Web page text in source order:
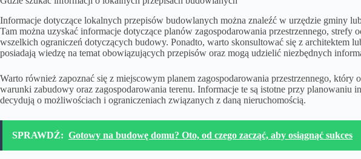
Informacje dotyczące lokalnych przepisów budowlanych można znaleźć w urzędzie gminy
Tam można uzyskać informacje dotyczące planów zagospodarowania przestrzennego, strefy
wszelkich ograniczeń dotyczących budowy. Ponadto, warto skonsultować się z architektem
posiadają wiedzę na temat obowiązujących przepisów oraz mogą udzielić niezbędnych
Warto również zapoznać się z miejscowym planem zagospodarowania przestrzennego, który
warunki zabudowy oraz zagospodarowania terenu. Informacje te są istotne przy planowaniu
decydują o możliwościach i ograniczeniach związanych z daną nieruchomością.
SPRAWDŹ: Gotowy na budowę domu? Oto, od czego zacząć, aby osiągnąć sukces